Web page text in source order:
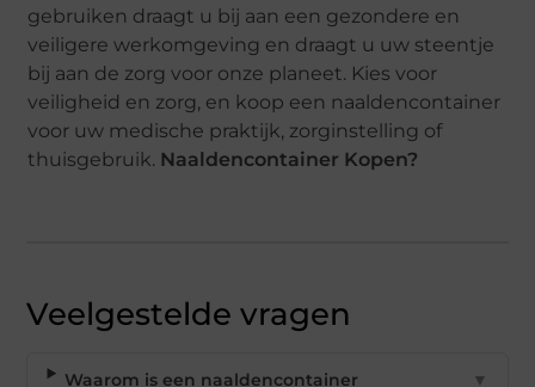
gebruiken draagt u bij aan een gezondere en
veiligere werkomgeving en draagt u uw steentje
bij aan de zorg voor onze planeet. Kies voor
veiligheid en zorg, en koop een naaldencontainer
voor uw medische praktijk, zorginstelling of
thuisgebruik. Naaldencontainer Kopen?
Veelgestelde vragen
Waarom is een naaldencontainer
▼